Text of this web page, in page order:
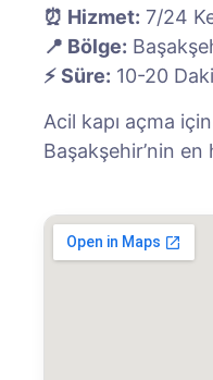
⏰ Hizmet: 7/24
📍 Bölge:
⚡ Süre: 10-20
Acil kapı açma için
Başakşehir’nin en